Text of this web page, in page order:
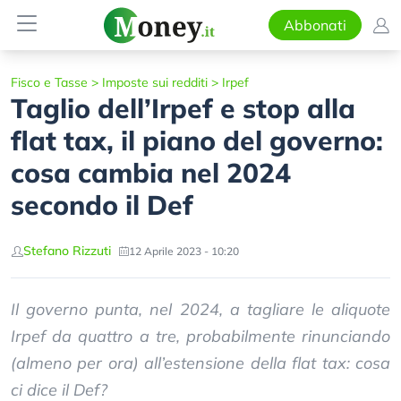
Abbonati
Fisco e Tasse > Imposte sui redditi > Irpef
Taglio dell’Irpef e stop alla
flat tax, il piano del governo:
cosa cambia nel 2024
secondo il Def
Stefano Rizzuti 12 Aprile 2023 - 10:20
Il governo punta, nel 2024, a tagliare le aliquote
Irpef da quattro a tre, probabilmente rinunciando
(almeno per ora) all’estensione della flat tax: cosa
ci dice il Def?